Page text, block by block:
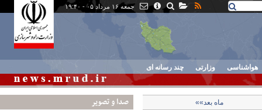
جمعه ۱۶ مرداد ۰۵ - ۱۹:۴۰
هواشناسی وزارتی چند رسانه ای
صدا و تصوير ماه بعد»»